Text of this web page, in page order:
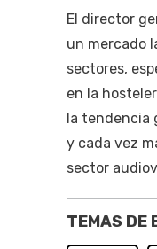
El director
un mercado
sectores,
en la
la
y cada vez
sector
TEMAS DE